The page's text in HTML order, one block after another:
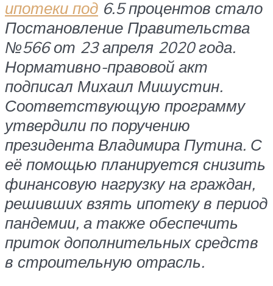
ипотеки под 6.5 процентов стало
Постановление Правительства
№566 от 23 апреля 2020 года.
Нормативно-правовой акт
подписал Михаил Мишустин.
Соответствующую программу
утвердили по поручению
президента Владимира Путина. С
её помощью планируется снизить
финансовую нагрузку на граждан,
решивших взять ипотеку в период
пандемии, а также обеспечить
приток дополнительных средств
в строительную отрасль.